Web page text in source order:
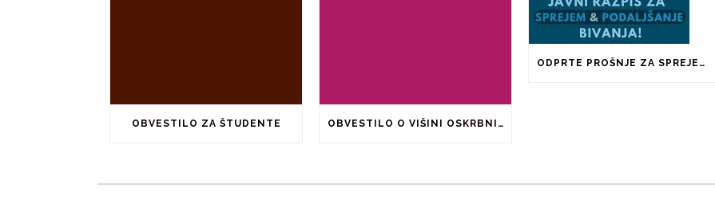
OBVESTILO ZA ŠTUDENTE OBVESTILO O VIŠINI OSKRBNINE ZA ŠOLSKO LETO 2026/2027
ODPRTE PROŠNJE ZA SPREJEM IN PODALJŠANJE BIVANJA V ŠTUDENTSKIH DOMOVIH IN PRI ZASEBNIKIH